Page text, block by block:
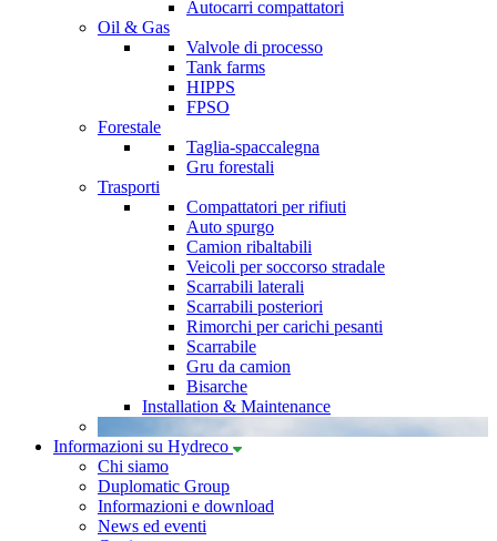
Autocarri compattatori
Oil & Gas
Valvole di processo
Tank farms
HIPPS
FPSO
Forestale
Taglia-spaccalegna
Gru forestali
Trasporti
Compattatori per rifiuti
Auto spurgo
Camion ribaltabili
Veicoli per soccorso stradale
Scarrabili laterali
Scarrabili posteriori
Rimorchi per carichi pesanti
Scarrabile
Gru da camion
Bisarche
Installation & Maintenance
Informazioni su Hydreco
Chi siamo
Duplomatic Group
Informazioni e download
News ed eventi